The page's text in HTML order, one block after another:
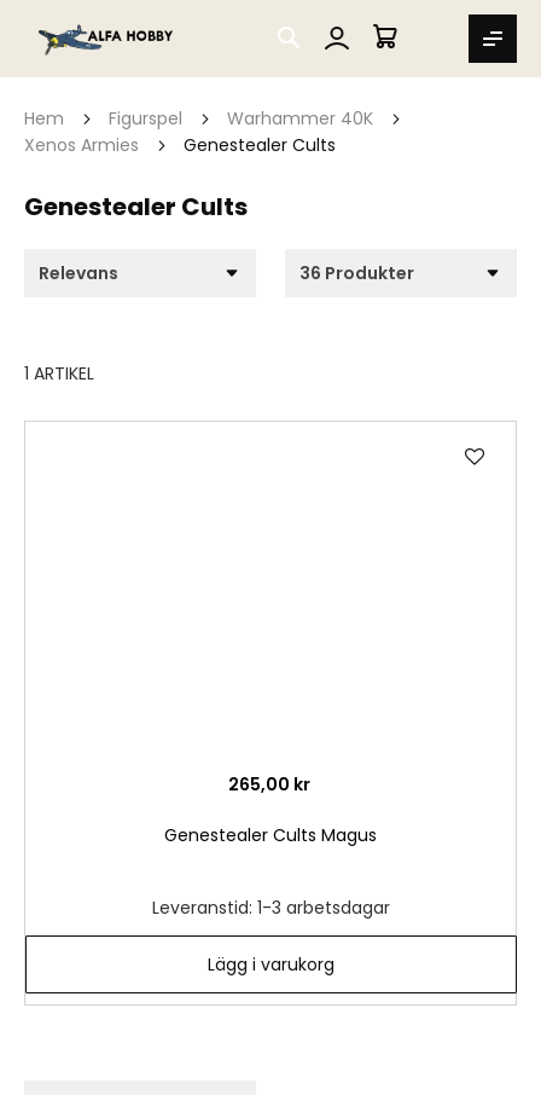
SEARCH
MIN VARUKORG
Hem Figurspel
Warhammer 40K
Xenos Armies
Genestealer Cults
Genestealer Cults
1 ARTIKEL
265,00 kr
Genestealer Cults Magus
Leveranstid: 1-3 arbetsdagar
Lägg i varukorg